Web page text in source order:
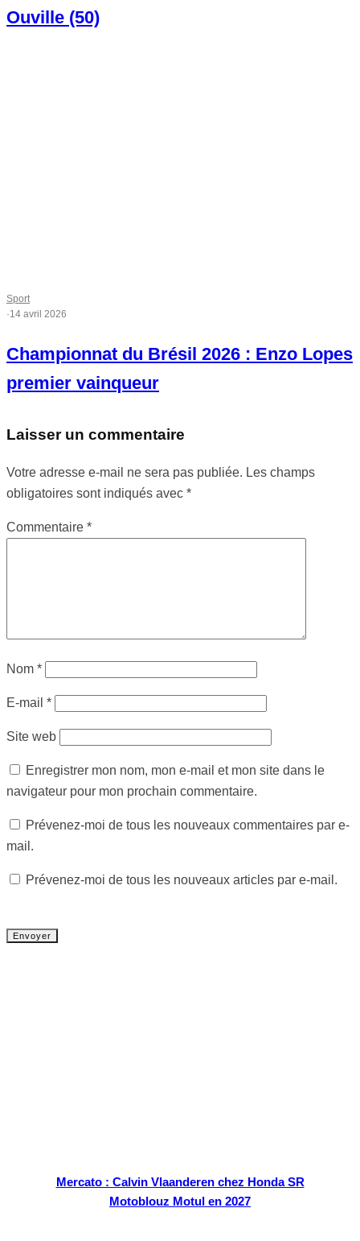
Ouville (50)
Sport
·14 avril 2026
Championnat du Brésil 2026 : Enzo Lopes
premier vainqueur
Laisser un commentaire
Votre adresse e-mail ne sera pas publiée. Les champs
obligatoires sont indiqués avec *
Commentaire *
Nom *
E-mail *
Site web
Enregistrer mon nom, mon e-mail et mon site dans le
navigateur pour mon prochain commentaire.
Prévenez-moi de tous les nouveaux commentaires par e-
mail.
Prévenez-moi de tous les nouveaux articles par e-mail.
Mercato : Calvin Vlaanderen chez Honda SR
Motoblouz Motul en 2027